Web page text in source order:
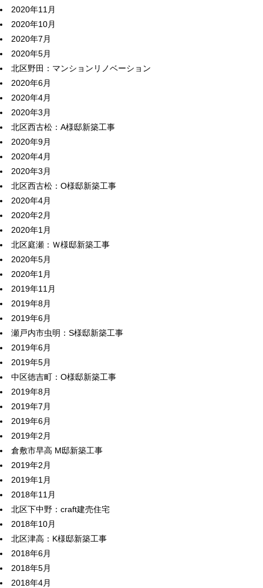
2020年11月
2020年10月
2020年7月
2020年5月
北区野田：マンションリノベーション
2020年6月
2020年4月
2020年3月
北区西古松：A様邸新築工事
2020年9月
2020年4月
2020年3月
北区西古松：O様邸新築工事
2020年4月
2020年2月
2020年1月
北区庭瀬：Ｗ様邸新築工事
2020年5月
2020年1月
2019年11月
2019年8月
2019年6月
瀬戸内市虫明：S様邸新築工事
2019年6月
2019年5月
中区徳吉町：O様邸新築工事
2019年8月
2019年7月
2019年6月
2019年2月
倉敷市早高 M邸新築工事
2019年2月
2019年1月
2018年11月
北区下中野：craft建売住宅
2018年10月
北区津高：K様邸新築工事
2018年6月
2018年5月
2018年4月